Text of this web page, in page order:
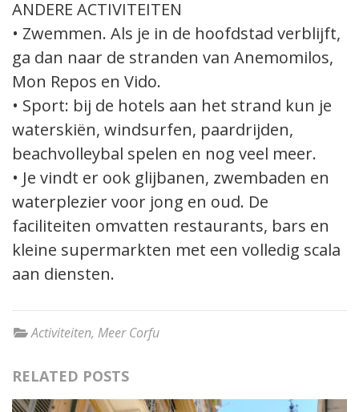
ANDERE ACTIVITEITEN
• Zwemmen. Als je in de hoofdstad verblijft,
ga dan naar de stranden van Anemomilos,
Mon Repos en Vido.
• Sport: bij de hotels aan het strand kun je
waterskiën, windsurfen, paardrijden,
beachvolleybal spelen en nog veel meer.
• Je vindt er ook glijbanen, zwembaden en
waterplezier voor jong en oud. De
faciliteiten omvatten restaurants, bars en
kleine supermarkten met een volledig scala
aan diensten.
Activiteiten, Meer Corfu
RELATED POSTS